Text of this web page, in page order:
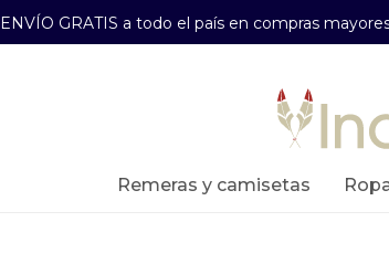
ENVÍO GRATIS a todo el país en compras
remeras y camisetas